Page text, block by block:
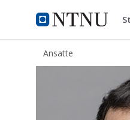
NTNU Hjemmeside
ntnu.no
Ansatte
Seyed Ali